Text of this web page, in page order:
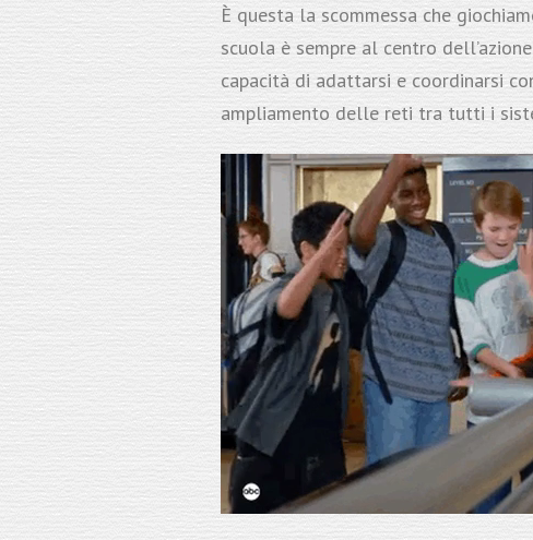
È questa la scommessa che
scuola è sempre al centro
capacità di adattarsi e coordinarsi
ampliamento delle reti tra tutti i